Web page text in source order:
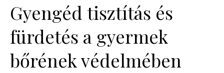
Gyengéd tisztítás és
fürdetés a gyermek
bőrének védelmében